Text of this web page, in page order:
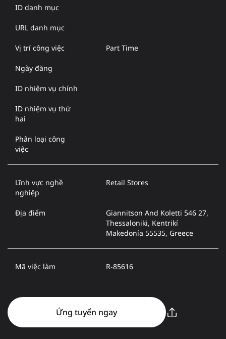
ID danh mục
URL danh mục
Vị trí công việc Part Time
Ngày đăng
ID nhiệm vụ chính
ID nhiệm vụ thứ
hai
Phân loại công
việc
Lĩnh vực nghề
nghiệp
Retail Stores
Địa điểm
Giannitson And Koletti 546 27,
Thessaloniki, Kentrikí
Makedonía 55535, Greece
Mã việc làm R-85616
Ứng tuyển ngay